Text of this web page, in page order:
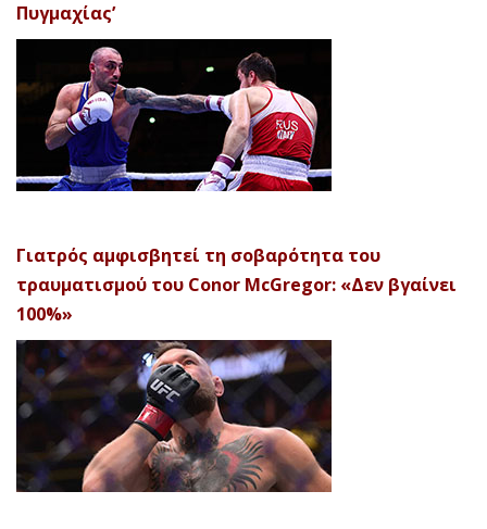
Πυγμαχίας’
Γιατρός αμφισβητεί τη σοβαρότητα του
τραυματισμού του Conor McGregor: «Δεν βγαίνει
100%»